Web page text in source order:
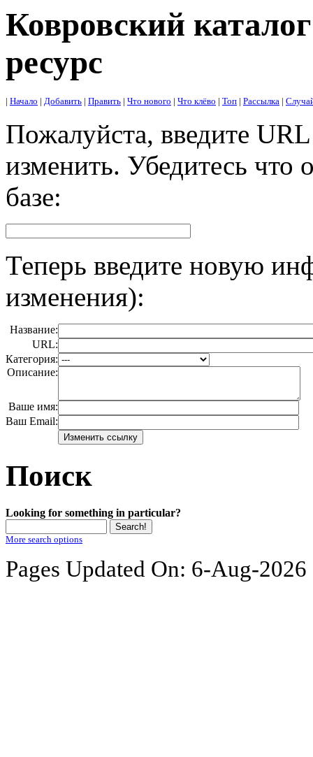
Ковровский
ресурс
| Начало | Добавить | Править | Что нового | Что клёво | Топ | Рассылка |
Пожалуйста, введите
изменить. Убедитесь что
базе:
Теперь введите новую
изменения):
Название:
URL:
Категория:
Описание:
Ваше имя:
Ваш Email:
Поиск
Looking for something in particular?
More search options
Pages Updated On: 6-Aug-